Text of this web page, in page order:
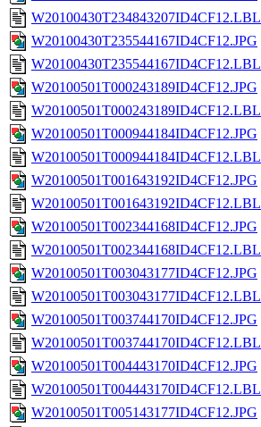
W20100430T234843207ID4CF12.LBL
W20100430T235544167ID4CF12.JPG
W20100430T235544167ID4CF12.LBL
W20100501T000243189ID4CF12.JPG
W20100501T000243189ID4CF12.LBL
W20100501T000944184ID4CF12.JPG
W20100501T000944184ID4CF12.LBL
W20100501T001643192ID4CF12.JPG
W20100501T001643192ID4CF12.LBL
W20100501T002344168ID4CF12.JPG
W20100501T002344168ID4CF12.LBL
W20100501T003043177ID4CF12.JPG
W20100501T003043177ID4CF12.LBL
W20100501T003744170ID4CF12.JPG
W20100501T003744170ID4CF12.LBL
W20100501T004443170ID4CF12.JPG
W20100501T004443170ID4CF12.LBL
W20100501T005143177ID4CF12.JPG